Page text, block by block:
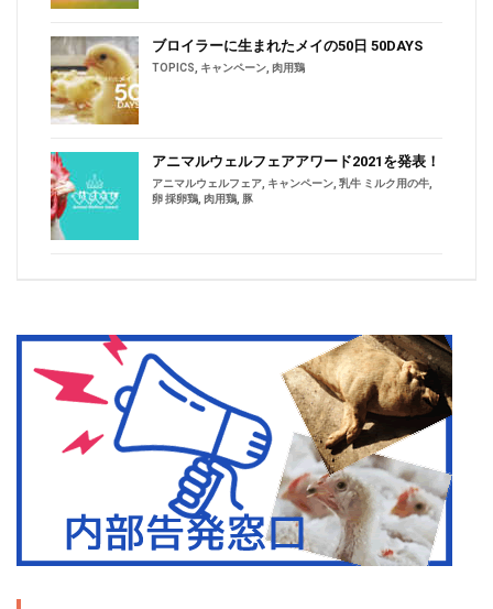
ブロイラーに生まれたメイの50日 50DAYS
TOPICS, キャンペーン, 肉用鶏
アニマルウェルフェアアワード2021を発表！
アニマルウェルフェア, キャンペーン, 乳牛 ミルク用の牛,
卵 採卵鶏, 肉用鶏, 豚